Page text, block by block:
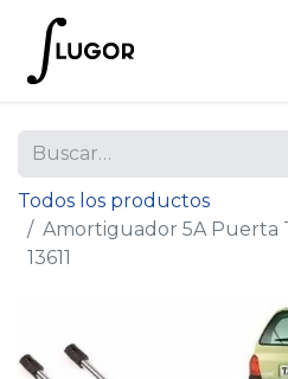
Todos los productos
Amortiguador 5A Puerta
13611